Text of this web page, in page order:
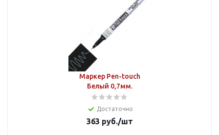
Маркер Pen-touch
Белый 0,7мм.
Достаточно
363 руб./шт